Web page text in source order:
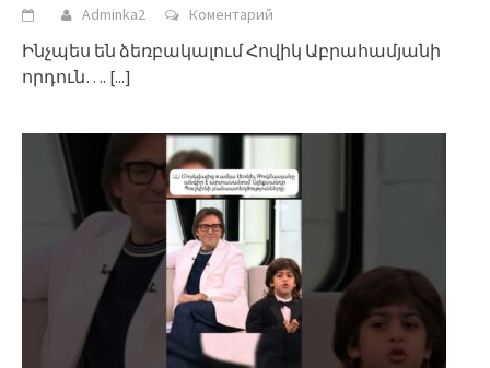
Adminka2 Коментарий
Ինչպես են ձեռբակալում Հովիկ Աբրահամյանի
որդուն…. [...]